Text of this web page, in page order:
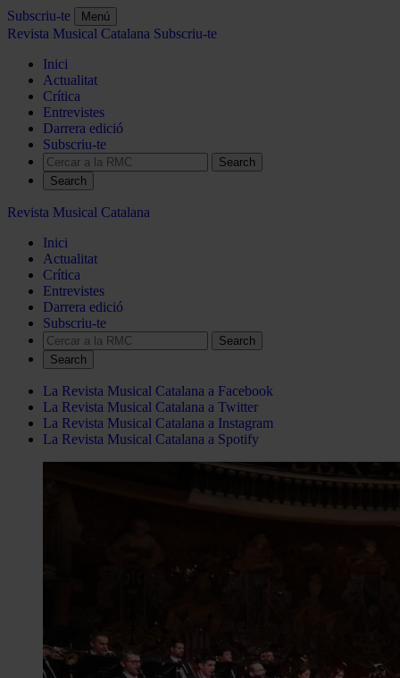
Subscriu-te Menú
Revista Musical Catalana Subscriu-te
Inici
Actualitat
Crítica
Entrevistes
Darrera edició
Subscriu-te
Search
Revista Musical Catalana
Inici
Actualitat
Crítica
Entrevistes
Darrera edició
Subscriu-te
Search
La Revista Musical Catalana a Facebook
La Revista Musical Catalana a Twitter
La Revista Musical Catalana a Instagram
La Revista Musical Catalana a Spotify